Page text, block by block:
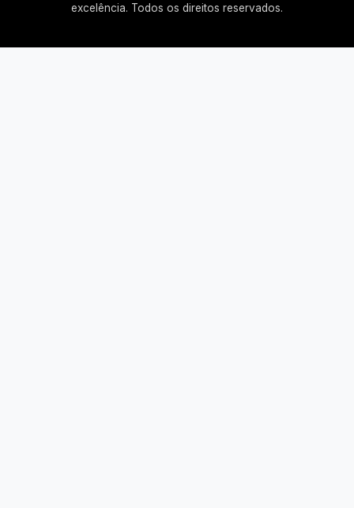
excelência. Todos os direitos reservados.